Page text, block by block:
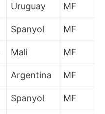
Uruguay MF
Spanyol MF
Mali MF
Argentina MF
Spanyol MF